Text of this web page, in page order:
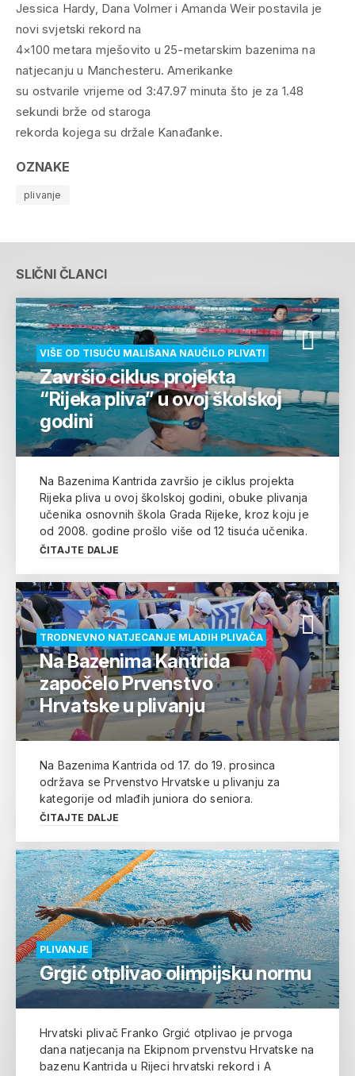
Jessica Hardy, Dana Volmer i Amanda Weir postavila je
novi svjetski rekord na
4×100 metara mješovito u 25-metarskim bazenima na
natjecanju u Manchesteru. Amerikanke
su ostvarile vrijeme od 3:47.97 minuta što je za 1.48
sekundi brže od staroga
rekorda kojega su držale Kanađanke.
OZNAKE
plivanje
SLIČNI ČLANCI
VIŠE OD TISUĆU MALIŠANA NAUČILO PLIVATI
Završio ciklus projekta
“Rijeka pliva” u ovoj školskoj
godini
Na Bazenima Kantrida završio je ciklus projekta
Rijeka pliva u ovoj školskoj godini, obuke plivanja
učenika osnovnih škola Grada Rijeke, kroz koju je
od 2008. godine prošlo više od 12 tisuća učenika.
ČITAJTE DALJE
TRODNEVNO NATJECANJE MLADIH PLIVAČA
Na Bazenima Kantrida
započelo Prvenstvo
Hrvatske u plivanju
Na Bazenima Kantrida od 17. do 19. prosinca
održava se Prvenstvo Hrvatske u plivanju za
kategorije od mlađih juniora do seniora.
ČITAJTE DALJE
PLIVANJE
Grgić otplivao olimpijsku normu
Hrvatski plivač Franko Grgić otplivao je prvoga
dana natjecanja na Ekipnom prvenstvu Hrvatske na
bazenu Kantrida u Rijeci hrvatski rekord i A